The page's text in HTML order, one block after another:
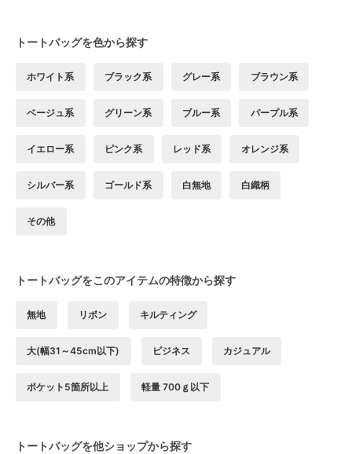
トートバッグを色から探す
ホワイト系 ブラック系 グレー系 ブラウン系
ベージュ系 グリーン系 ブルー系 パープル系
イエロー系 ピンク系 レッド系 オレンジ系
シルバー系 ゴールド系 白無地 白織柄
その他
トートバッグをこのアイテムの特徴から探す
無地 リボン キルティング
大(幅31～45cm以下) ビジネス カジュアル
ポケット5箇所以上 軽量 700ｇ以下
トートバッグを他ショップから探す